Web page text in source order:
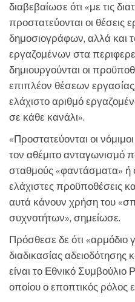
διαβεβαίωσε ότι «με τις
προστατεύονται οι θέσεις
δημοσιογράφων, αλλά και
εργαζομένων στα
δημιουργούνται οι
επιπλέον θέσεων
ελάχιστο αριθμό
σε κάθε κανάλι».
«Προστατεύονται οι
τον αθέμιτο ανταγωνισμό
σταθμούς «φαντάσματα»
ελάχιστες προϋποθέσεις
αυτά κάνουν χρήση του
συχνοτήτων», σημείωσε.
Πρόσθεσε δε ότι «αρμόδιο
διαδικασίας αδειοδότησης
είναι το Εθνικό Συμβούλιο
οποίου ο εποπτικός ρόλος